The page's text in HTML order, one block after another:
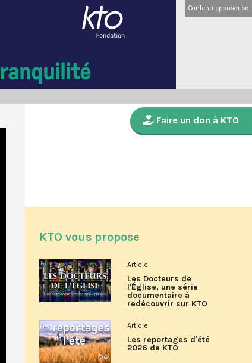
Contenu sponsorisé
Faire un don à KTO
KTO vous propose
Article
Les Docteurs de
l'Église, une série
documentaire à
redécouvrir sur KTO
Article
Les reportages d'été
2026 de KTO